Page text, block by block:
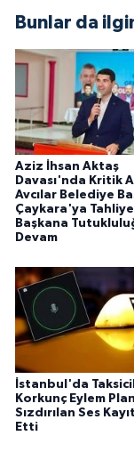
Bunlar da
Aziz İhsan Aktaş
Davası'nda Kritik
Avcılar Belediye
Çaykara'ya
Başkana
Devam
İstanbul'da
Korkunç Eylem
Sızdırılan Ses
Etti